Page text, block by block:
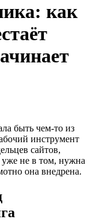
как
быть чем-то из
инструмент
сайтов,
уже не в том, нужна
она внедрена.